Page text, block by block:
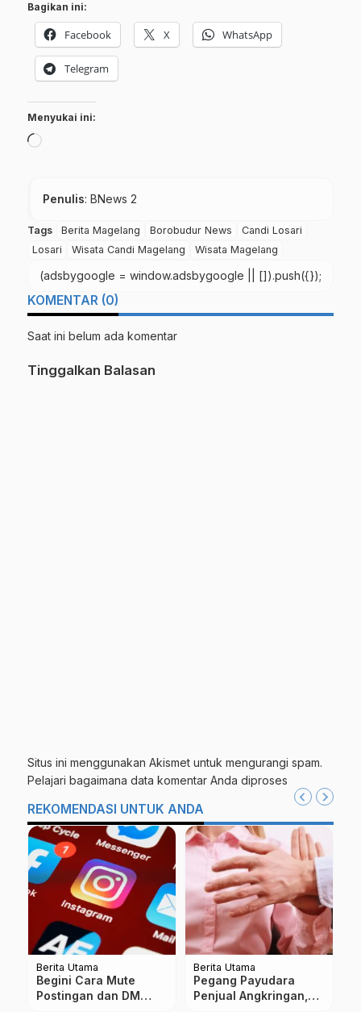
Bagikan ini:
Facebook X WhatsApp
Telegram
Menyukai ini:
Memuat...
Penulis: BNews 2
Tags Berita Magelang Borobudur News
Candi Losari
Losari
Wisata Candi Magelang Wisata Magelang
(adsbygoogle = window.adsbygoogle || []).push({});
KOMENTAR (0)
Saat ini belum ada komentar
Tinggalkan Balasan
Situs ini menggunakan Akismet untuk mengurangi spam.
Pelajari bagaimana data komentar Anda diproses
REKOMENDASI UNTUK ANDA
Berita Utama
Razia Pasangan Tidak
Resmi, Tim Gabungan
Berita Utama
Ditinggal Sukirno
Keluar Kota, Rumah di